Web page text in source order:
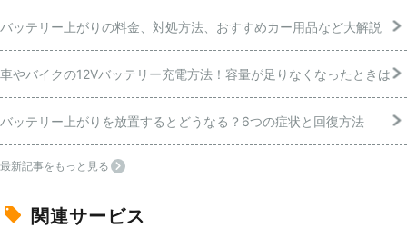
バッテリー上がりの料金、対処方法、おすすめカー用品など大解説
車やバイクの12Vバッテリー充電方法！容量が足りなくなったときは
バッテリー上がりを放置するとどうなる？6つの症状と回復方法
最新記事をもっと見る
関連サービス